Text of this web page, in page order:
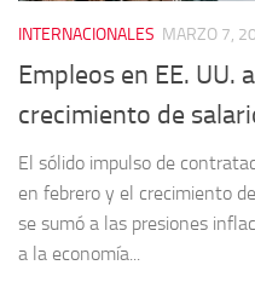
INTERNACIONALES MARZO 7,
Empleos en EE. UU.
crecimiento de
El sólido impulso de
en febrero y el crecimiento
se sumó a las presiones
a la economía...